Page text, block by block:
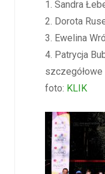
1. Sandra
2. Dorota
3. Ewelina
4. Patrycja
szczegółowe
foto: KLIK